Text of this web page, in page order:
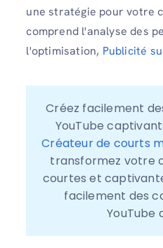
une stratégie pour votre
comprend l'analyse des
l'optimisation, Publicité
Créez facilement
Créateur de courts
transformez votre
courtes et
facilement des
YouTube